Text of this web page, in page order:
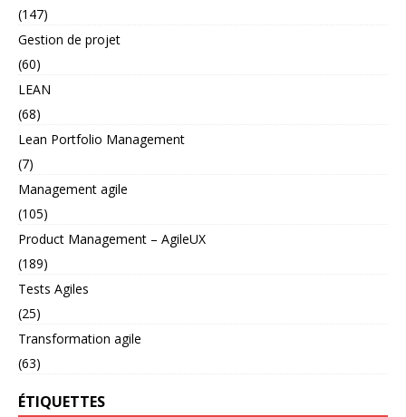
(147)
Gestion de projet
(60)
LEAN
(68)
Lean Portfolio Management
(7)
Management agile
(105)
Product Management – AgileUX
(189)
Tests Agiles
(25)
Transformation agile
(63)
ÉTIQUETTES